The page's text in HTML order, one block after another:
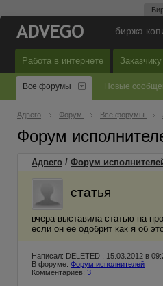
— биржа
Работа в интернете Заказчику
Все форумы Новые
Адвего Форум Все форумы
Форум
Адвего / Форум
статья
вчера выставила статью на
если он ее одобрит как я об
Написал: DELETED , 15.03.2012 в
В форуме: Форум исполнителей
Комментариев: 3